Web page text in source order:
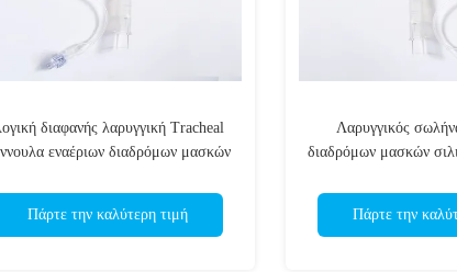
διαφανής λαρυγγική Tracheal
εναέριων διαδρόμων μασκών
Πάρτε την καλύτερη τιμή
Λαρυγγικός
διαδρόμων μασκών
Πάρτε την